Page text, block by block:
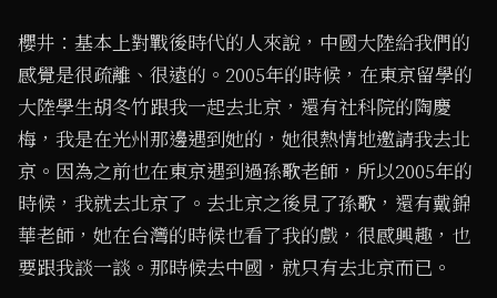
櫻井：基本上對戰後時代的人來說，中國大陸給我們的
感覺是很疏離、很遠的。2005年的時候，在東京留學的
大陸學生胡冬竹跟我一起去北京，還有社科院的陶慶
梅，我是在光州那邊遇到她的，她很熱情地邀請我去北
京。因為之前也在東京遇到過孫歌老師，所以2005年的
時候，我就去北京了。去北京之後見了孫歌，還有戴錦
華老師，她在台灣的時候也看了我的戲，很感興趣，也
要跟我談一談。那時候去中國，就只有去北京而已。